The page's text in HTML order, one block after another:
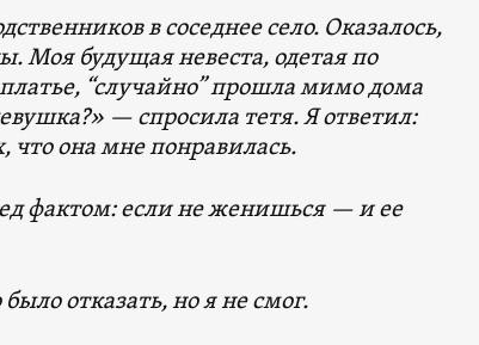
в соседнее село. Оказалось,
Моя будущая невеста, одетая по
“случайно” прошла мимо дома
— спросила тетя. Я ответил:
что она мне понравилась.
фактом: если не женишься — и ее
отказать, но я не смог.